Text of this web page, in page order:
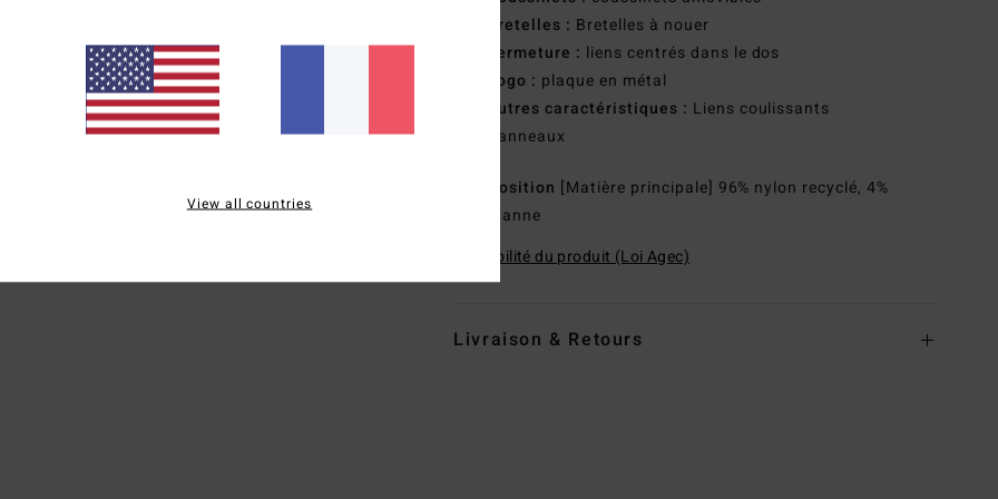
Bretelles : Bretelles à nouer
Fermeture : liens centrés dans le dos
Logo : plaque en métal
Autres caractéristiques : Liens coulissants
Panneaux
Composition [Matière principale] 96% nylon recyclé, 4%
élasthanne
Traçabilité du produit (Loi Agec)
Livraison & Retours
View all countries